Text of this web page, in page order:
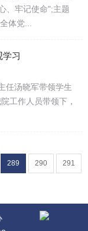
、牢记使命";主题
体党...
学习
任汤晓军带领学生
工作人员带领下，
289 290 291